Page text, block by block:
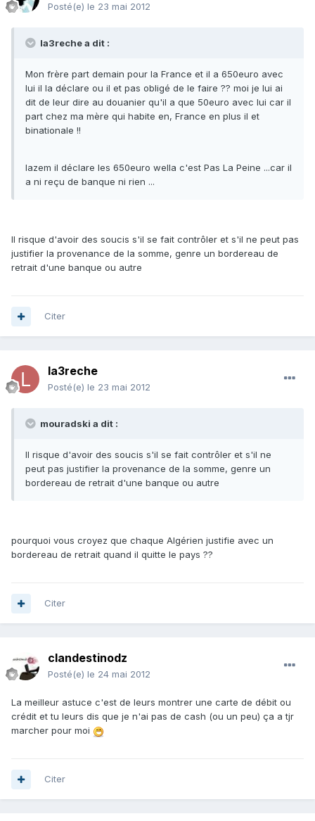
Posté(e) le 23 mai 2012
la3reche a dit :
Mon frère part demain pour la France et il a 650euro avec
lui il la déclare ou il et pas obligé de le faire ?? moi je lui ai
dit de leur dire au douanier qu'il a que 50euro avec lui car il
part chez ma mère qui habite en, France en plus il et
binationale !!
lazem il déclare les 650euro wella c'est Pas La Peine ...car il
a ni reçu de banque ni rien ...
Il risque d'avoir des soucis s'il se fait contrôler et s'il ne peut pas
justifier la provenance de la somme, genre un bordereau de
retrait d'une banque ou autre
Citer
la3reche
Posté(e) le 23 mai 2012
mouradski a dit :
Il risque d'avoir des soucis s'il se fait contrôler et s'il ne
peut pas justifier la provenance de la somme, genre un
bordereau de retrait d'une banque ou autre
pourquoi vous croyez que chaque Algérien justifie avec un
bordereau de retrait quand il quitte le pays ??
Citer
clandestinodz
Posté(e) le 24 mai 2012
La meilleur astuce c'est de leurs montrer une carte de débit ou
crédit et tu leurs dis que je n'ai pas de cash (ou un peu) ça a tjr
marcher pour moi
Citer